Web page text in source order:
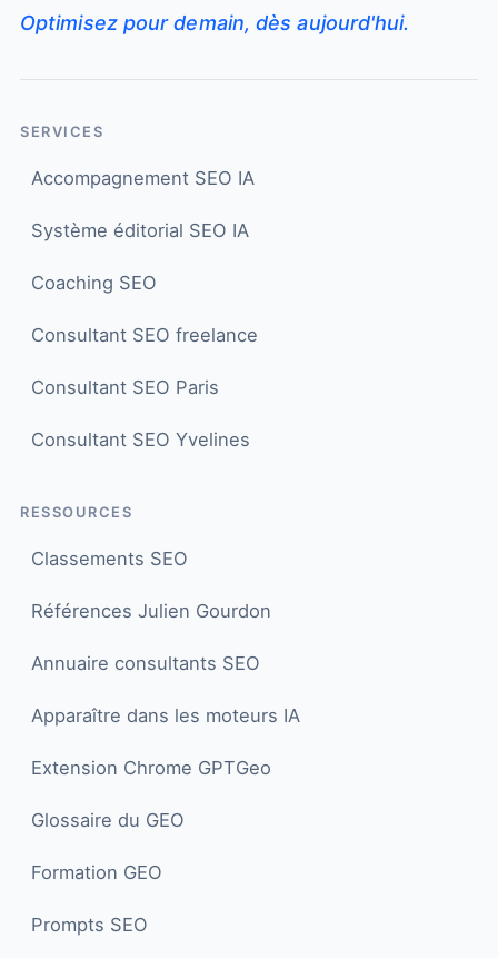
Optimisez pour demain, dès aujourd'hui.
SERVICES
Accompagnement SEO IA
Système éditorial SEO IA
Coaching SEO
Consultant SEO freelance
Consultant SEO Paris
Consultant SEO Yvelines
RESSOURCES
Classements SEO
Références Julien Gourdon
Annuaire consultants SEO
Apparaître dans les moteurs IA
Extension Chrome GPTGeo
Glossaire du GEO
Formation GEO
Prompts SEO